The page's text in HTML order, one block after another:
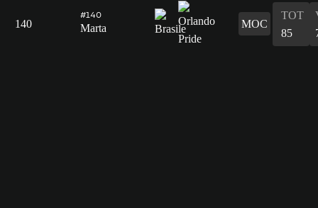
140
#140
Marta MOC
TOT
85